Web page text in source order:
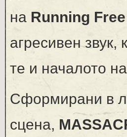
на Running
агресивен
те и началото
Сформирани в
сцена,